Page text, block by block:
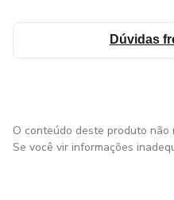
Dúvidas
O conteúdo deste produto
Se você vir informações